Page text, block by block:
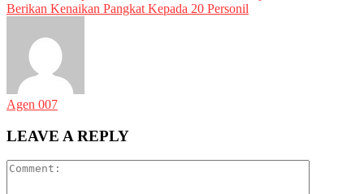
Berikan Kenaikan Pangkat Kepada 20 Personil
Agen 007
LEAVE A REPLY